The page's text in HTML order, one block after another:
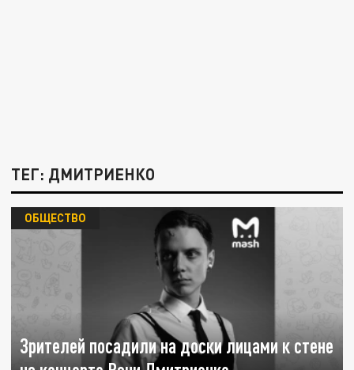
ТЕГ: ДМИТРИЕНКО
Зрителей посадили на доски лицами к стене
ОБЩЕСТВО